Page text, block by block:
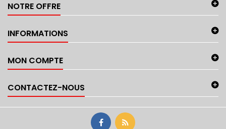
NOTRE OFFRE
INFORMATIONS
MON COMPTE
CONTACTEZ-NOUS